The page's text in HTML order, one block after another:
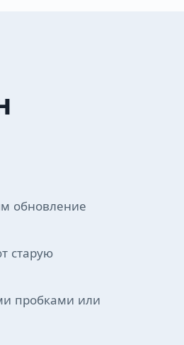
обновление
старую
пробками или